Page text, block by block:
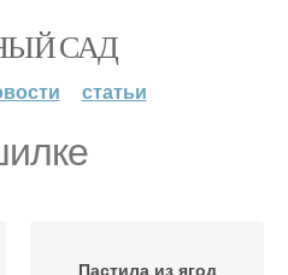
САД
статьи
Пастила из ягод